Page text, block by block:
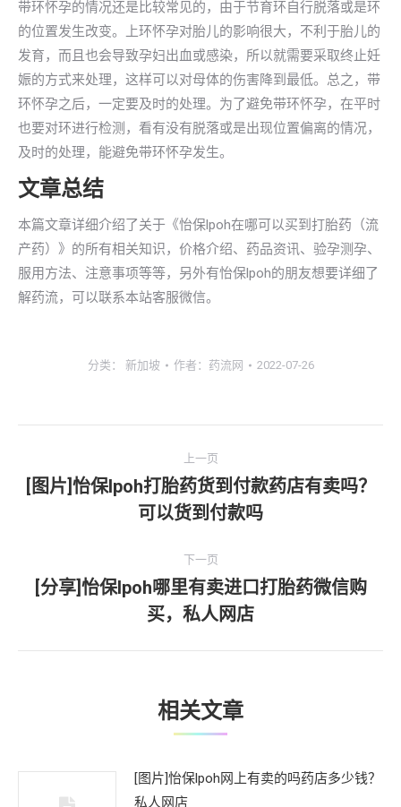
带环怀孕的情况还是比较常见的，由于节育环自行脱落或是环
的位置发生改变。上环怀孕对胎儿的影响很大，不利于胎儿的
发育，而且也会导致孕妇出血或感染，所以就需要采取终止妊
娠的方式来处理，这样可以对母体的伤害降到最低。总之，带
环怀孕之后，一定要及时的处理。为了避免带环怀孕，在平时
也要对环进行检测，看有没有脱落或是出现位置偏离的情况，
及时的处理，能避免带环怀孕发生。
文章总结
本篇文章详细介绍了关于《怡保lpoh在哪可以买到打胎药（流
产药）》的所有相关知识，价格介绍、药品资讯、验孕测孕、
服用方法、注意事项等等，另外有怡保lpoh的朋友想要详细了
解药流，可以联系本站客服微信。
分类： 新加坡 作者： 药流网 2022-07-26
章
上一页
上
一
[图片]怡保lpoh打胎药货到付款药店有卖吗？
可以货到付款吗
下一页
下
一
文
[分享]怡保lpoh哪里有卖进口打胎药微信购
买，私人网店
相关文章
[图片]怡保lpoh网上有卖的吗药店多少钱？
私人网店